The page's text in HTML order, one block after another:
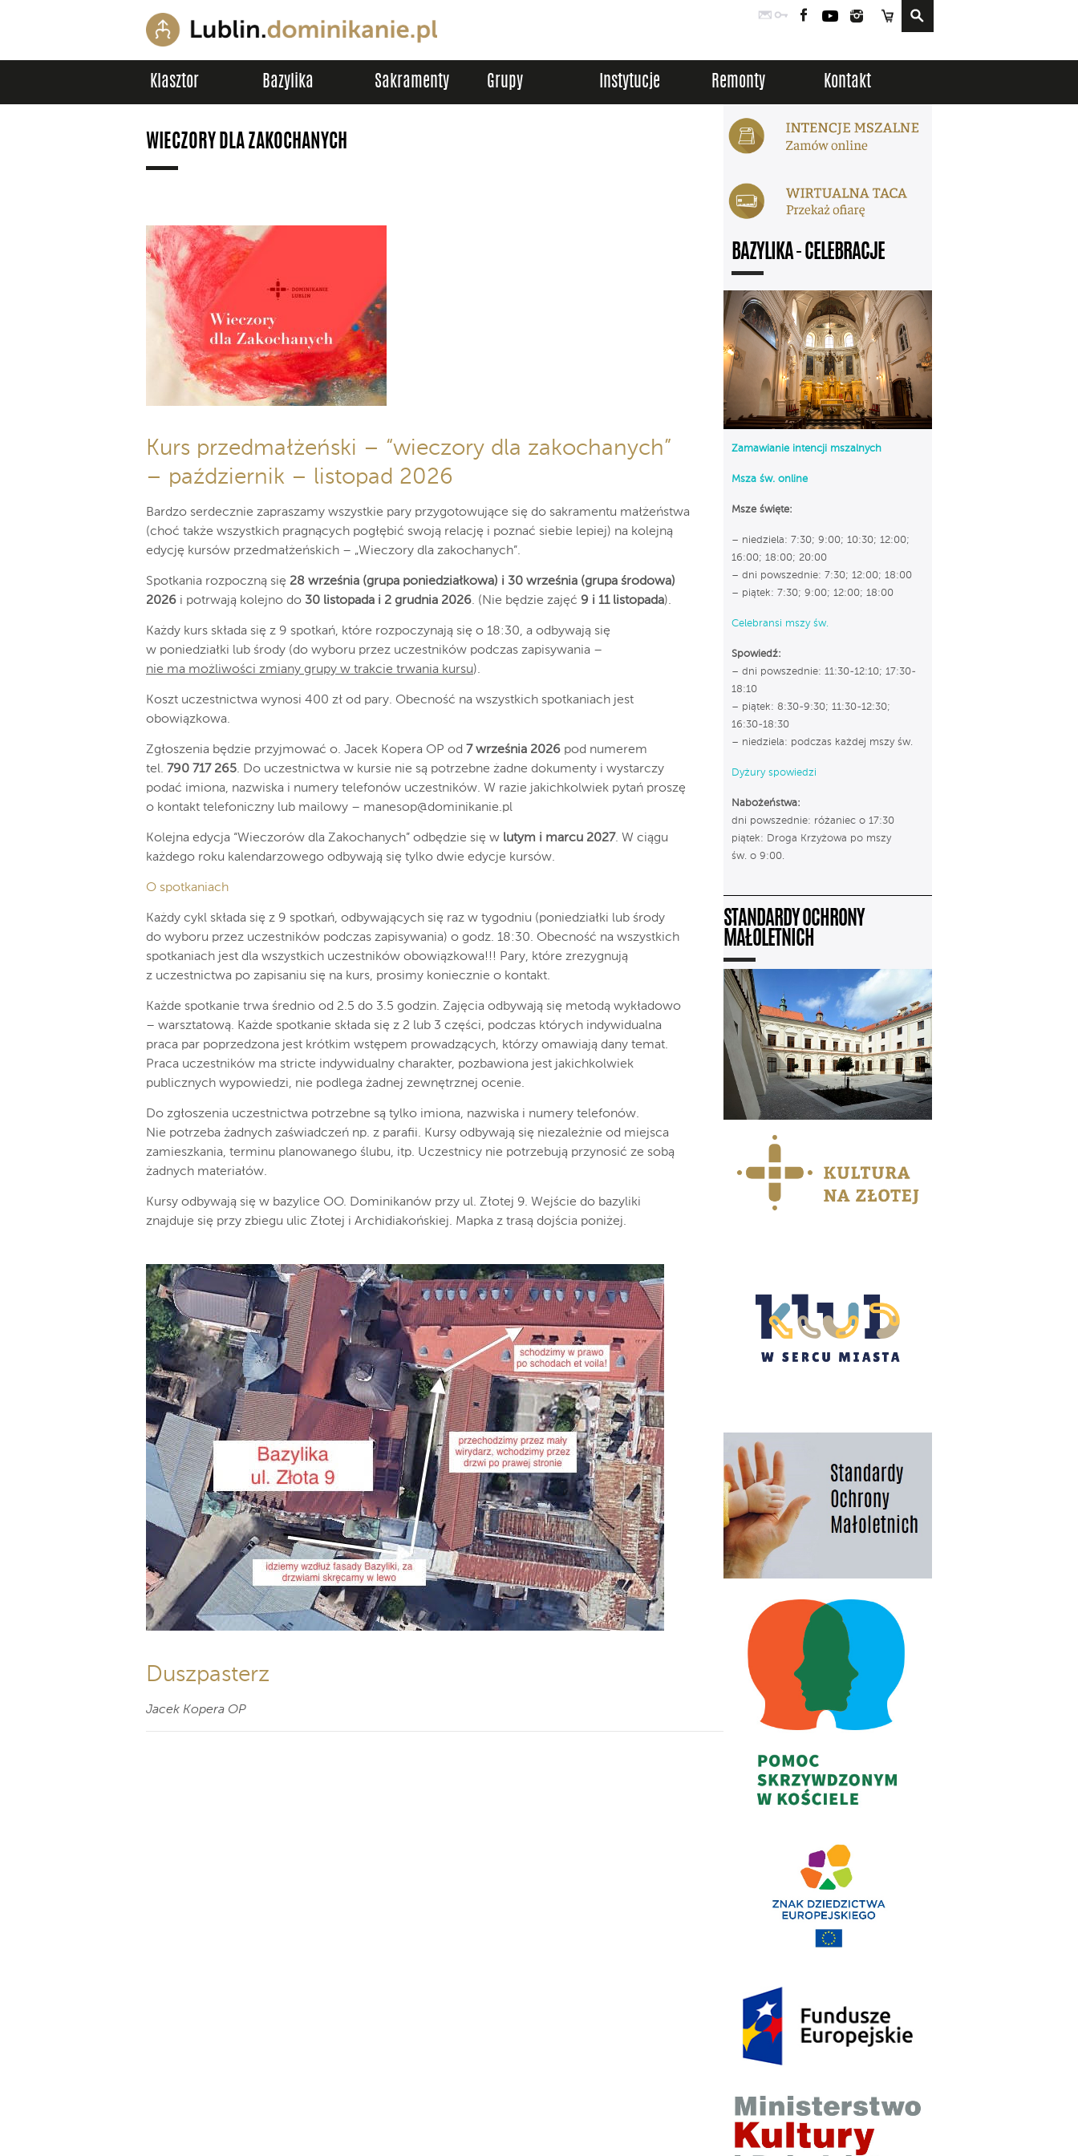
PocztaLogowanie
FacebookYouTubeInstagram
Sklep
Klasztor Bazylika Sakramenty Grupy Instytucje Remonty Kontakt
WIECZORY DLA ZAKOCHANYCH
Kurs przedmałżeński – “wieczory dla zakochanych”
– październik – listopad 2026
Bardzo serdecznie zapraszamy wszystkie pary przygotowujące się do sakramentu małżeństwa
(choć także wszystkich pragnących pogłębić swoją relację i poznać siebie lepiej) na kolejną
edycję kursów przedmałżeńskich – „Wieczory dla zakochanych”.
Spotkania rozpoczną się 28 września (grupa poniedziałkowa) i 30 września (grupa środowa)
2026 i potrwają kolejno do 30 listopada i 2 grudnia 2026. (Nie będzie zajęć 9 i 11 listopada).
Każdy kurs składa się z 9 spotkań, które rozpoczynają się o 18:30, a odbywają się
w poniedziałki lub środy (do wyboru przez uczestników podczas zapisywania –
nie ma możliwości zmiany grupy w trakcie trwania kursu).
Koszt uczestnictwa wynosi 400 zł od pary. Obecność na wszystkich spotkaniach jest
obowiązkowa.
Zgłoszenia będzie przyjmować o. Jacek Kopera OP od 7 września 2026 pod numerem
tel. 790 717 265. Do uczestnictwa w kursie nie są potrzebne żadne dokumenty i wystarczy
podać imiona, nazwiska i numery telefonów uczestników. W razie jakichkolwiek pytań proszę
o kontakt telefoniczny lub mailowy – manesop@dominikanie.pl
Kolejna edycja “Wieczorów dla Zakochanych” odbędzie się w lutym i marcu 2027. W ciągu
każdego roku kalendarzowego odbywają się tylko dwie edycje kursów.
O spotkaniach
Każdy cykl składa się z 9 spotkań, odbywających się raz w tygodniu (poniedziałki lub środy
do wyboru przez uczestników podczas zapisywania) o godz. 18:30. Obecność na wszystkich
spotkaniach jest dla wszystkich uczestników obowiązkowa!!! Pary, które zrezygnują
z uczestnictwa po zapisaniu się na kurs, prosimy koniecznie o kontakt.
Każde spotkanie trwa średnio od 2.5 do 3.5 godzin. Zajęcia odbywają się metodą wykładowo
– warsztatową. Każde spotkanie składa się z 2 lub 3 części, podczas których indywidualna
praca par poprzedzona jest krótkim wstępem prowadzących, którzy omawiają dany temat.
Praca uczestników ma stricte indywidualny charakter, pozbawiona jest jakichkolwiek
publicznych wypowiedzi, nie podlega żadnej zewnętrznej ocenie.
Do zgłoszenia uczestnictwa potrzebne są tylko imiona, nazwiska i numery telefonów.
Nie potrzeba żadnych zaświadczeń np. z parafii. Kursy odbywają się niezależnie od miejsca
zamieszkania, terminu planowanego ślubu, itp. Uczestnicy nie potrzebują przynosić ze sobą
żadnych materiałów.
Kursy odbywają się w bazylice OO. Dominikanów przy ul. Złotej 9. Wejście do bazyliki
znajduje się przy zbiegu ulic Złotej i Archidiakońskiej. Mapka z trasą dojścia poniżej.
Duszpasterz
Jacek Kopera OP
BAZYLIKA - CELEBRACJE
Zamawianie intencji mszalnych
Msza św. online
Msze święte:
– niedziela: 7:30; 9:00; 10:30; 12:00;
16:00; 18:00; 20:00
– dni powszednie: 7:30; 12:00; 18:00
– piątek: 7:30; 9:00; 12:00; 18:00
Celebransi mszy św.
Spowiedź:
– dni powszednie: 11:30-12:10; 17:30-
18:10
– piątek: 8:30-9:30; 11:30-12:30;
16:30-18:30
– niedziela: podczas każdej mszy św.
Dyżury spowiedzi
Nabożeństwa:
dni powszednie: różaniec o 17:30
piątek: Droga Krzyżowa po mszy
św. o 9:00.
STANDARDY OCHRONY
MAŁOLETNICH